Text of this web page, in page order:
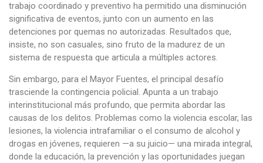
trabajo coordinado y preventivo ha permitido una disminución
significativa de eventos, junto con un aumento en las
detenciones por quemas no autorizadas. Resultados que,
insiste, no son casuales, sino fruto de la madurez de un
sistema de respuesta que articula a múltiples actores.
Sin embargo, para el Mayor Fuentes, el principal desafío
trasciende la contingencia policial. Apunta a un trabajo
interinstitucional más profundo, que permita abordar las
causas de los delitos. Problemas como la violencia escolar, las
lesiones, la violencia intrafamiliar o el consumo de alcohol y
drogas en jóvenes, requieren —a su juicio— una mirada integral,
donde la educación, la prevención y las oportunidades juegan